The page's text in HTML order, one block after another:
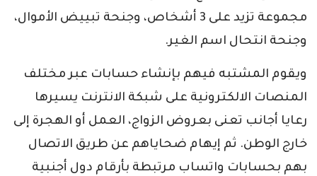
مجموعة تزيد على 3 أشخاص، وجنحة تبييض الأموال،
وجنحة انتحال اسم الغير.
ويقوم المشتبه فيهم بإنشاء حسابات عبر مختلف
المنصات الالكترونية على شبكة الانترنت يسيرها
رعايا أجانب تعنى بعروض الزواج، العمل أو الهجرة إلى
خارج الوطن. ثم إيهام ضحاياهم عن طريق الاتصال
بهم بحسابات واتساب مرتبطة بأرقام دول أجنبية